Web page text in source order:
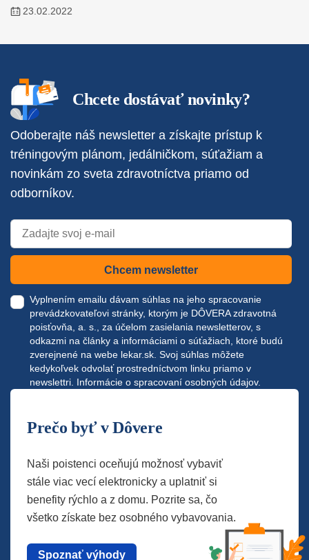
23.02.2022
Chcete dostávať novinky?
Odoberajte náš newsletter a získajte prístup k
tréningovým plánom, jedálničkom, súťažiam a
novinkám zo sveta zdravotníctva priamo od
odborníkov.
Chcem newsletter
Vyplnením emailu dávam súhlas na jeho spracovanie
prevádzkovateľovi stránky, ktorým je DÔVERA zdravotná
poisťovňa, a. s., za účelom zasielania newsletterov, s
odkazmi na články a informáciami o súťažiach, ktoré budú
zverejnené na webe lekar.sk . Svoj súhlas môžete
kedykoľvek odvolať prostredníctvom linku priamo v
newslettri. Informácie o spracovaní osobných údajov.
Prečo byť v Dôvere
Naši poistenci oceňujú možnosť vybaviť
stále viac vecí elektronicky a uplatniť si
benefity rýchlo a z domu. Pozrite sa, čo
všetko získate bez osobného vybavovania.
Spoznať výhody